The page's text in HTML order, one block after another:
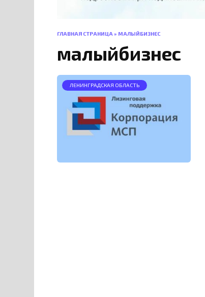
ГЛАВНАЯ СТРАНИЦА» МАЛЫЙБИЗНЕС
малыйбизнес
ЛЕНИНГРАДСКАЯ ОБЛАСТЬ